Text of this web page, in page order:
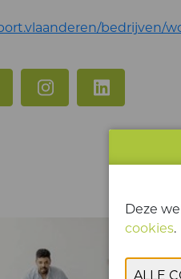
bedrijven/
Deze
cookies.